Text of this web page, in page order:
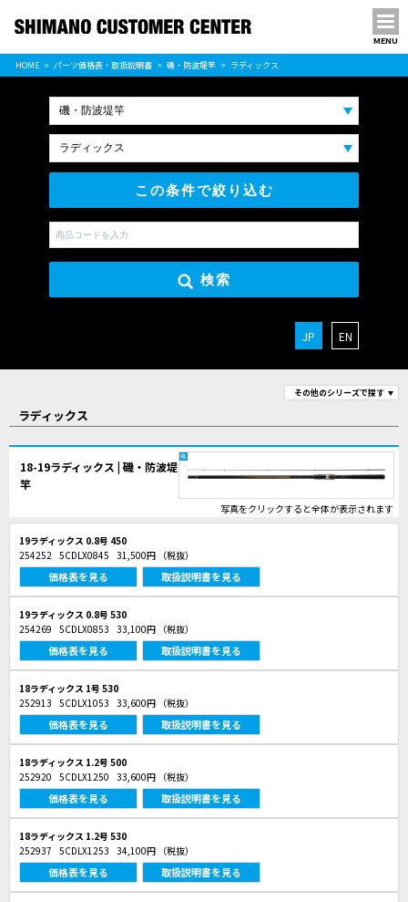
MENU
パーツ価格表
PARTS LIST
HOME パーツ価格表・取扱説明書 磯・防波堤竿 ラディックス
この条件で絞り込む
検索
JP EN
その他のシリーズで探す
ラディックス
18-19ラディックス | 磯・防波堤
竿
写真をクリックすると全体が表示されます
19ラディックス 0.8号 450
254252 5CDLX0845 31,500円 （税抜）
価格表を見る 取扱説明書を見る
19ラディックス 0.8号 530
254269 5CDLX0853 33,100円 （税抜）
価格表を見る 取扱説明書を見る
18ラディックス 1号 530
252913 5CDLX1053 33,600円 （税抜）
価格表を見る 取扱説明書を見る
18ラディックス 1.2号 500
252920 5CDLX1250 33,600円 （税抜）
価格表を見る 取扱説明書を見る
18ラディックス 1.2号 530
252937 5CDLX1253 34,100円 （税抜）
価格表を見る 取扱説明書を見る